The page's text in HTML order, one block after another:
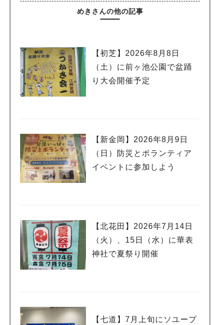
めきさんの他の記事
【初芝】2026年8月8日
（土）に前ヶ池公園で盆踊
り大会開催予定
【新金岡】2026年8月9日
（日）防災とボランティア
イベントに参加しよう
【北花田】2026年7月14日
（火）、15日（水）に華表
神社で夏祭り開催
【七道】7月上旬にソユープ